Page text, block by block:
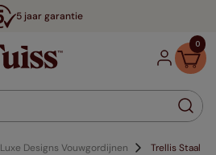
5 jaar garantie
0
Luxe Designs Vouwgordijnen Trellis Staal